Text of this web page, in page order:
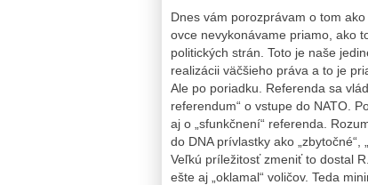
Dnes vám porozprávam o tom
ovce nevykonávame priamo, ako
politických strán. Toto je naše
realizácii väčšieho práva a to je
Ale po poriadku. Referenda sa
referendum“ o vstupe do NATO.
aj o „sfunkčnení“ referenda.
do DNA prívlastky ako „zbytočné“,
Veľkú príležitosť zmeniť to dostal
ešte aj „oklamal“ voličov. Teda